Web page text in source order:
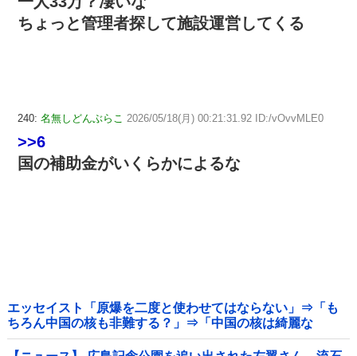
ちょっと管理者探して施設運営してくる
240: 名無しどんぶらこ 2026/05/18(月) 00:21:31.92 ID:/vOvvMLE0
>>6
国の補助金がいくらかによるな
エッセイスト「原爆を二度と使わせてはならない」⇒「も
ちろん中国の核も非難する？」⇒「中国の核は綺麗な
核！」